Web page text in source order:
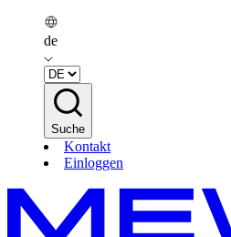
de
Suche
Kontakt
Einloggen